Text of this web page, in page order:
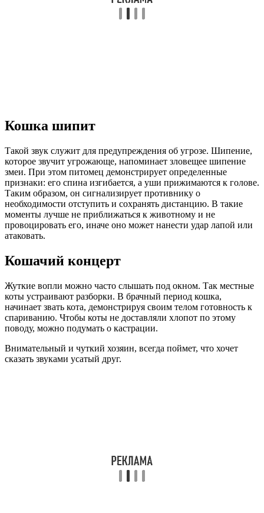
Кошка шипит
Такой звук служит для предупреждения об угрозе. Шипение,
которое звучит угрожающе, напоминает зловещее шипение
змеи. При этом питомец демонстрирует определенные
признаки: его спина изгибается, а уши прижимаются к голове.
Таким образом, он сигнализирует противнику о
необходимости отступить и сохранять дистанцию. В такие
моменты лучше не приближаться к животному и не
провоцировать его, иначе оно может нанести удар лапой или
атаковать.
Кошачий концерт
Жуткие вопли можно часто слышать под окном. Так местные
коты устраивают разборки. В брачный период кошка,
начинает звать кота, демонстрируя своим телом готовность к
спариванию. Чтобы коты не доставляли хлопот по этому
поводу, можно подумать о кастрации.
Внимательный и чуткий хозяин, всегда поймет, что хочет
сказать звуками усатый друг.